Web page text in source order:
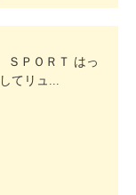
して使用して
は、使わない
赤味、はれ、
み等の異常が
膚科専門医等
とがありま
ＳＰＯＲＴ はっ
てリュ...